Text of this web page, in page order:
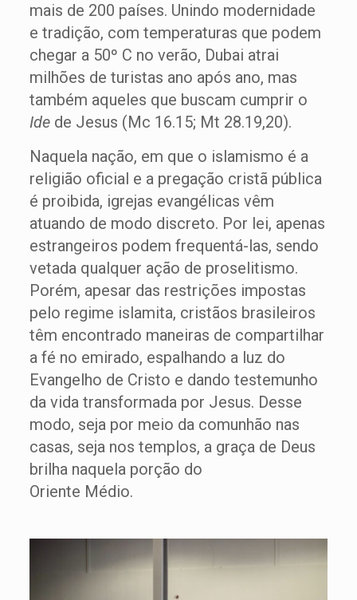
mais de 200 países. Unindo modernidade
e tradição, com temperaturas que podem
chegar a 50º C no verão, Dubai atrai
milhões de turistas ano após ano, mas
também aqueles que buscam cumprir o
Idede Jesus (Mc 16.15; Mt 28.19,20).
Naquela nação, em que o islamismo é a
religião oficial e a pregação cristã pública
é proibida, igrejas evangélicas vêm
atuando de modo discreto. Por lei, apenas
estrangeiros podem frequentá-las, sendo
vetada qualquer ação de proselitismo.
Porém, apesar das restrições impostas
pelo regime islamita, cristãos brasileiros
têm encontrado maneiras de compartilhar
a fé no emirado, espalhando a luz do
Evangelho de Cristo e dando testemunho
da vida transformada por Jesus. Desse
modo, seja por meio da comunhão nas
casas, seja nos templos, a graça de Deus
brilha naquela porção do
Oriente Médio.